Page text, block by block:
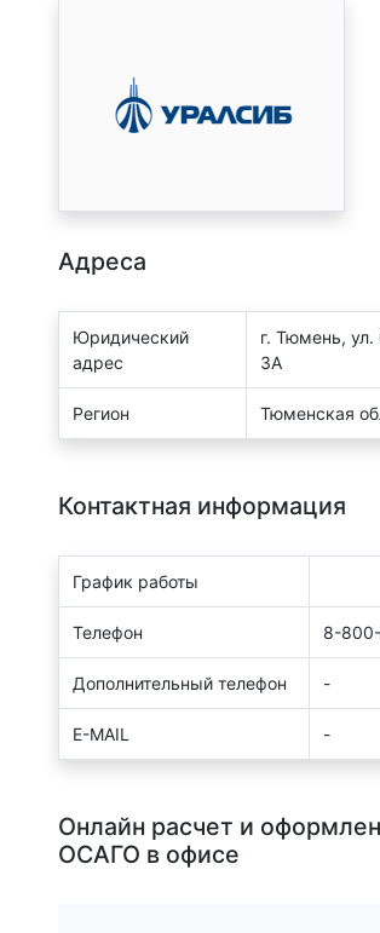
Адреса
Юридический
адрес
г. Тюмень,
3А
Регион Тюменская
Контактная информация
График работы
Телефон 8-
Дополнительный телефон -
E-MAIL -
Онлайн расчет и
ОСАГО в офисе